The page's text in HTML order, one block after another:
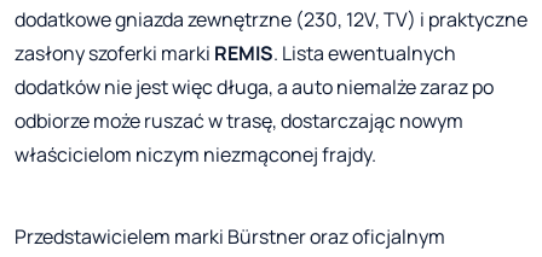
dodatkowe gniazda zewnętrzne (230, 12V, TV) i praktyczne
zasłony szoferki marki REMIS. Lista ewentualnych
dodatków nie jest więc długa, a auto niemalże zaraz po
odbiorze może ruszać w trasę, dostarczając nowym
właścicielom niczym niezmąconej frajdy.
Przedstawicielem marki Bürstner oraz oficjalnym